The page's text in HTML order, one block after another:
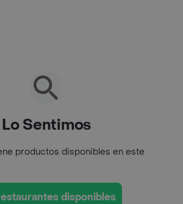
Lo Sentimos
productos disponibles en este
disponibles